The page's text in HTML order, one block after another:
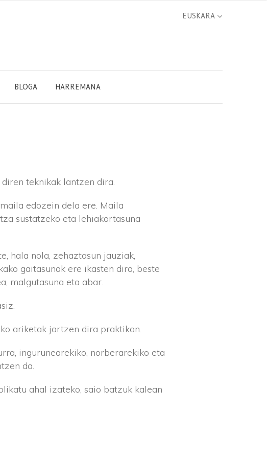
BLOGA HARREMANA
teknikak lantzen dira.
edozein dela ere. Maila
sustatzeko eta lehiakortasuna
hala nola, zehaztasun jauziak,
gaitasunak ere ikasten dira, beste
malgutasuna eta abar.
ariketak jartzen dira praktikan.
ingurunearekiko, norberarekiko eta
da.
ahal izateko, saio batzuk kalean